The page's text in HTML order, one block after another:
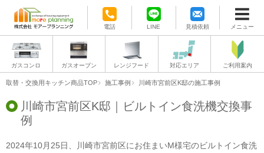
電話 LINE 見積依頼 メニュー
ガスコンロ ガスオーブン レンジフード 対応エリア ご利用案内
取替・交換用キッチン商品TOP 施工事例 川崎市宮前区K邸の施工事例
川崎市宮前区K邸｜ビルトイン食洗機交換事
例
2024年10月25日、川崎市宮前区にお住まいM様宅のビルトイン食洗